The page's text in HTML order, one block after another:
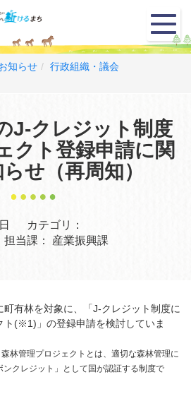
メ
ニ
ュ
知らせ
行政組織・議会
J-クレジット制度
クト登録申請に関
せ（再周知）
カテゴリ：
担当課： 産業振興課
有林を対象に、「J-クレジット制度に
ト(※1)」の登録申請を検討していま
林管理プロジェクトとは、適切な森林管理に
ンクレジット」として国が認証する制度で